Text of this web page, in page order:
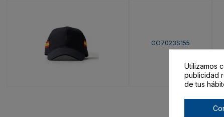
GO7023S155
Utilizamos
publicidad
de tus